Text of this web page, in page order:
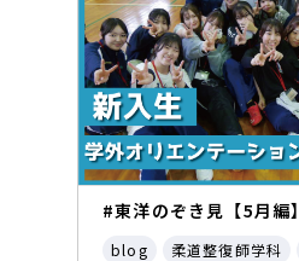
#東洋のぞき見【5月編】
blog 柔道整復師学科